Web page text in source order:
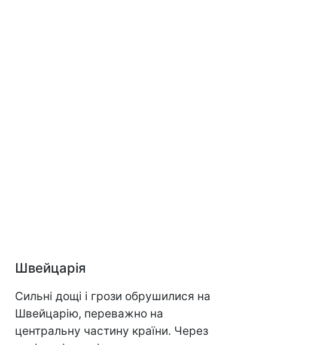
Швейцарія
Сильні дощі і грози обрушилися на
Швейцарію, переважно на
центральну частину країни. Через